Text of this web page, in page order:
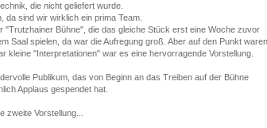
die nicht geliefert wurde.
da sind wir wirklich ein prima Team.
"Trutzhainer Bühne", die das gleiche Stück erst eine Woche zuvor
Saal spielen, da war die Aufregung groß. Aber auf den Punkt
kleine "Interpretationen" war es eine hervorragende Vorstellung.
Publikum, das von Beginn an das Treiben auf der Bühne
Applaus gespendet hat.
zweite Vorstellung...